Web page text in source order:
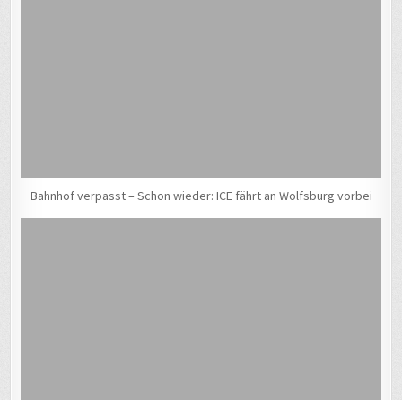
Bahnhof verpasst – Schon wieder: ICE fährt an Wolfsburg vorbei